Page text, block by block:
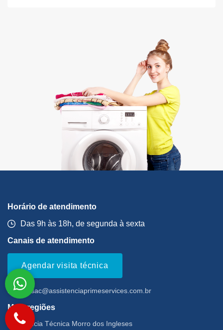
Horário de atendimento
Das 9h às 18h, de segunda à sexta
Canais de atendimento
Agendar visita técnica
Email: sac@assistenciaprimeservices.com.br
Mais regiões
Assistência Técnica Morro dos Ingleses